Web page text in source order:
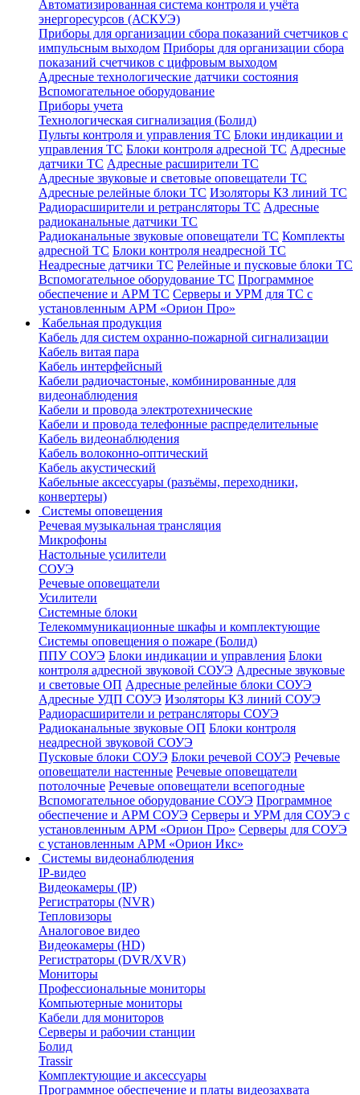
Автоматизированная система контроля и учёта
энергоресурсов (АСКУЭ)
Приборы для организации сбора показаний счетчиков с
импульсным выходом Приборы для организации сбора
показаний счетчиков с цифровым выходом
Адресные технологические датчики состояния
Вспомогательное оборудование
Приборы учета
Технологическая сигнализация (Болид)
Пульты контроля и управления ТС Блоки индикации и
управления ТС Блоки контроля адресной ТС Адресные
датчики ТС Адресные расширители ТС
Адресные звуковые и световые оповещатели ТС
Адресные релейные блоки ТС Изоляторы КЗ линий ТС
Радиорасширители и ретрансляторы ТС Адресные
радиоканальные датчики ТС
Радиоканальные звуковые оповещатели ТС Комплекты
адресной ТС Блоки контроля неадресной ТС
Неадресные датчики ТС Релейные и пусковые блоки ТС
Вспомогательное оборудование ТС Программное
обеспечение и АРМ ТС Серверы и УРМ для ТС с
установленным АРМ «Орион Про»
Кабельная продукция
Кабель для систем охранно-пожарной сигнализации
Кабель витая пара
Кабель интерфейсный
Кабели радиочастоные, комбинированные для
видеонаблюдения
Кабели и провода электротехнические
Кабели и провода телефонные распределительные
Кабель видеонаблюдения
Кабель волоконно-оптический
Кабель акустический
Кабельные аксессуары (разъёмы, переходники,
конвертеры)
Системы оповещения
Речевая музыкальная трансляция
Микрофоны
Настольные усилители
СОУЭ
Речевые оповещатели
Усилители
Системные блоки
Телекоммуникационные шкафы и комплектующие
Системы оповещения о пожаре (Болид)
ППУ СОУЭ Блоки индикации и управления Блоки
контроля адресной звуковой СОУЭ Адресные звуковые
и световые ОП Адресные релейные блоки СОУЭ
Адресные УДП СОУЭ Изоляторы КЗ линий СОУЭ
Радиорасширители и ретрансляторы СОУЭ
Радиоканальные звуковые ОП Блоки контроля
неадресной звуковой СОУЭ
Пусковые блоки СОУЭ Блоки речевой СОУЭ Речевые
оповещатели настенные Речевые оповещатели
потолочные Речевые оповещатели всепогодные
Вспомогательное оборудование СОУЭ Программное
обеспечение и АРМ СОУЭ Серверы и УРМ для СОУЭ с
установленным АРМ «Орион Про» Серверы для СОУЭ
с установленным АРМ «Орион Икс»
Системы видеонаблюдения
IP-видео
Видеокамеры (IP)
Регистраторы (NVR)
Тепловизоры
Аналоговое видео
Видеокамеры (HD)
Регистраторы (DVR/XVR)
Мониторы
Профессиональные мониторы
Компьютерные мониторы
Кабели для мониторов
Серверы и рабочии станции
Болид
Trassir
Комплектующие и аксессуары
Программное обеспечение и платы видеозахвата